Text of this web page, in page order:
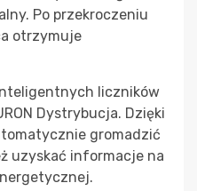
Po przekroczeniu
otrzymuje
liczników
Dystrybucja. Dzięki
gromadzić
uzyskać informacje na